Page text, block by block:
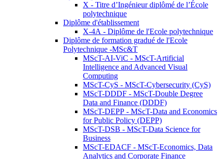
X - Titre d’Ingénieur diplômé de l’École
polytechnique
Diplôme d'établissement
X-4A - Diplôme de l'Ecole polytechnique
Diplôme de formation gradué de l'Ecole
Polytechnique -MSc&T
MScT-AI-ViC - MScT-Artificial
Intelligence and Advanced Visual
Computing
MScT-CyS - MScT-Cybersecurity (CyS)
MScT-DDDF - MScT-Double Degree
Data and Finance (DDDF)
MScT-DEPP - MScT-Data and Economics
for Public Policy (DEPP)
MScT-DSB - MScT-Data Science for
Business
MScT-EDACF - MScT-Economics, Data
Analytics and Corporate Finance